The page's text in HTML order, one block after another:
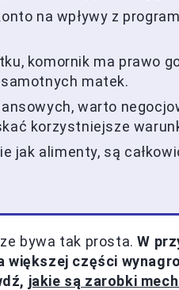
na wpływy z
komornik ma prawo
matek.
warto
korzystniejsze
jak alimenty, są
bywa tak prosta.W
większej części
jakie są zarobki